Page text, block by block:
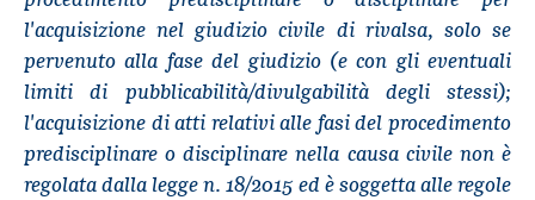
l'acquisizione nel giudizio civile di rivalsa, solo se
pervenuto alla fase del giudizio (e con gli eventuali
limiti di pubblicabilità/divulgabilità degli stessi);
l'acquisizione di atti relativi alle fasi del procedimento
predisciplinare o disciplinare nella causa civile non è
regolata dalla legge n. 18/2015 ed è soggetta alle regole